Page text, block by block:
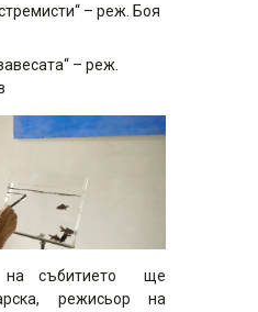
– реж. Боя
– реж.
на събитието ще
режисьор на